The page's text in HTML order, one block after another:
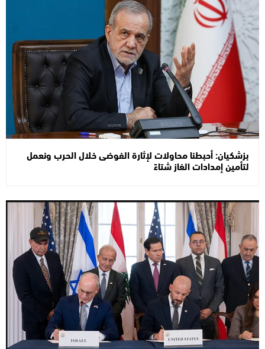
بزشكيان: أحبطنا محاولات لإثارة الفوضى خلال الحرب ونعمل
لتأمين إمدادات الغاز شتاءً